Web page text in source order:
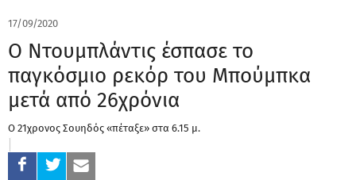
17/09/2020
Ο Ντουμπλάντις έσπασε το
παγκόσμιο ρεκόρ του Μπούμπκα
μετά από 26χρόνια
Ο 21χρονος Σουηδός «πέταξε» στα 6.15 μ.